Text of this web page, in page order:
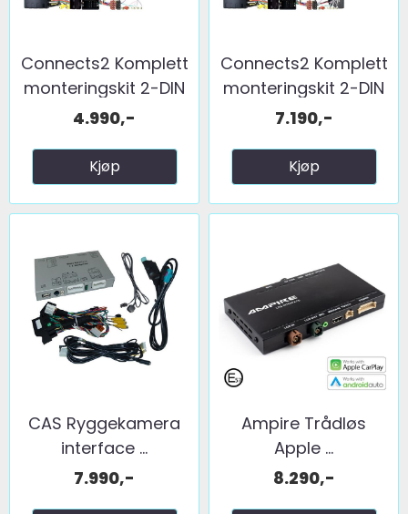
Connects2 Komplett
monteringskit 2-DIN
...
4.990,-
Kjøp
Connects2 Komplett
monteringskit 2-DIN
...
7.190,-
Kjøp
CAS Ryggekamera
interface ...
7.990,-
Ampire Trådløs
Apple ...
8.290,-